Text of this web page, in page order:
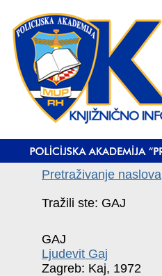
Pretraživanje naslova
Tražili ste: GAJ
GAJ
Ljudevit Gaj
Zagreb: Kaj, 1972